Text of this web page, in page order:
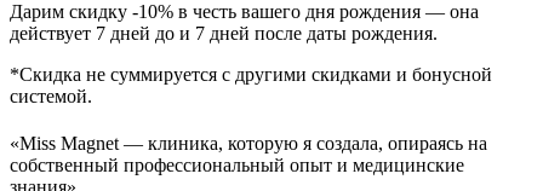
Дарим скидку -10% в честь вашего дня рождения — она
действует 7 дней до и 7 дней после даты рождения.
*Скидка не суммируется с другими скидками и бонусной
системой.
«Miss Magnet — клиника, которую я создала, опираясь на
собственный профессиональный опыт и медицинские